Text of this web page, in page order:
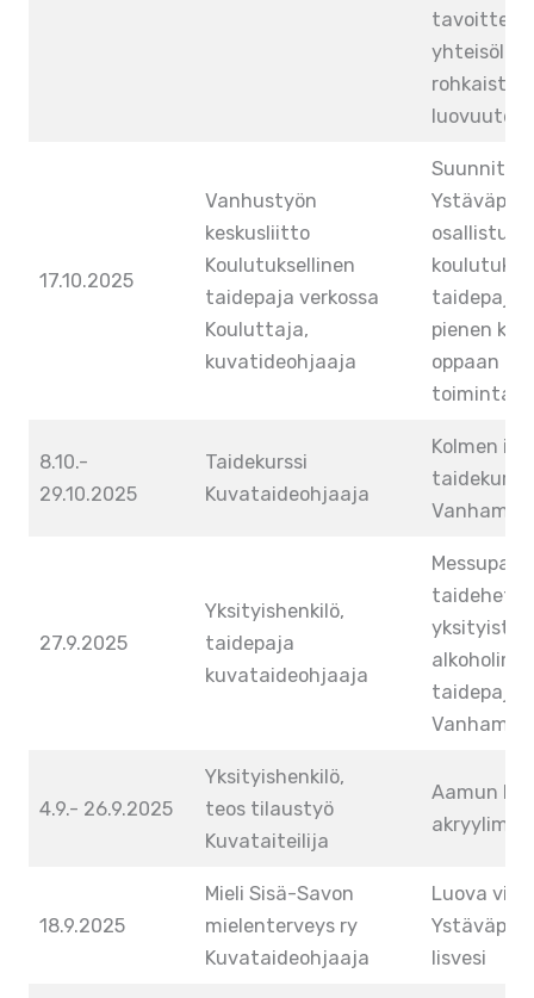
rohkaista
17.10.2025
Vanhustyön
keskusliitto
Koulutuksellinen
taidepaja verkossa
Kouluttaja,
kuvatideohjaaja
pienen
oppaan
8.10.-
29.10.2025
Taidekurssi
Kuvataideohjaaja
Kolmen
27.9.2025
Yksityishenkilö,
taidepaja
kuvataideohjaaja
taidehetki
4.9.- 26.9.2025
Yksityishenkilö,
teos tilaustyö
Kuvataiteilija
Aamun
18.9.2025
Mieli Sisä-Savon
mielenterveys ry
Kuvataideohjaaja
Luova
Iisvesi